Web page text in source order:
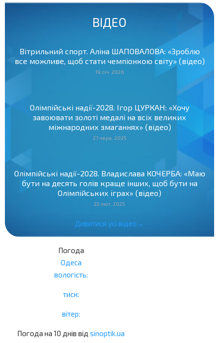
ВІДЕО
Вітрильний спорт. Аліна ШАПОВАЛОВА: «Зроблю
все можливе, щоб стати чемпіонкою світу» (відео)
19 січ. 2026
Олімпійські надії-2028. Ігор ЦУРКАН: «Хочу
завоювати золоті медалі на всіх великих
міжнародних змаганнях» (відео)
27 черв. 2025
Олімпійські надії-2028. Владислава КОЧЕРБА: «Маю
бути на десять голів краще інших, щоб бути на
Олімпійських іграх» (відео)
22 лют. 2025
Дивитися усі відео→
Погода
Одеса
вологість:
тиск:
вітер:
Погода на 10 днів від sinoptik.ua